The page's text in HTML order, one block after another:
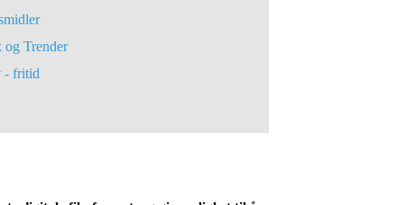
og Trender
- fritid